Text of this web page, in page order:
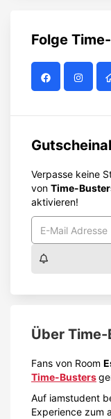
Folge
Verpasse keine
von Time-
aktivieren!
Über Time-
Fans von Room
Time-Busters
Auf iamstudent
Experience zum